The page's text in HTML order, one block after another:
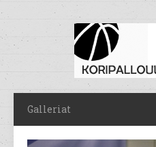
Galleriat